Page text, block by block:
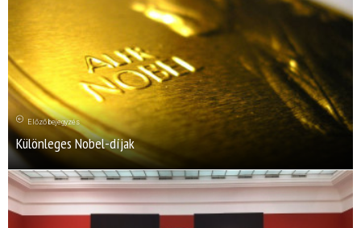
Előző bejegyzés
Különleges Nobel-díjak